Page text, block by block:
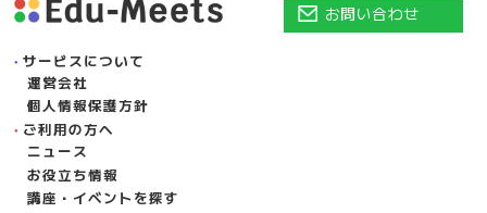
サービスについて
運営会社
個人情報保護方針
ご利用の方へ
ニュース
お役立ち情報
講座・イベントを探す
お問い合わせ